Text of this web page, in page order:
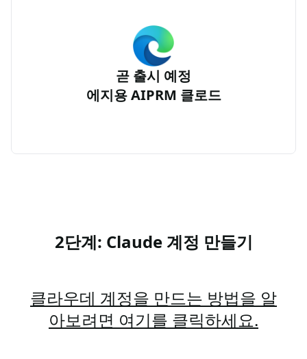
곧 출시 예정
에지용 AIPRM 클로드
2단계: Claude 계정 만들기
클라우데 계정을 만드는 방법을 알
아보려면 여기를 클릭하세요.